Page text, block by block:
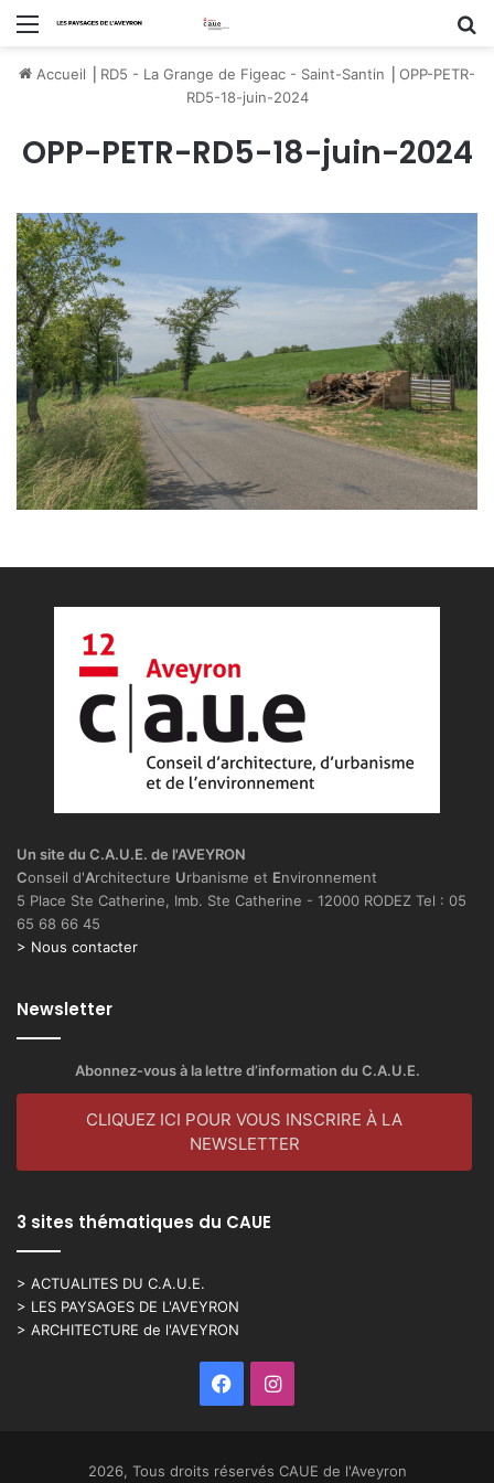
Menu
Accueil RD5 - La Grange de Figeac - Saint-Santin
OPP-PETR-
RD5-18-juin-2024
OPP-PETR-RD5-18-juin-2024
Un site du C.A.U.E. de l'AVEYRON
Conseil d'Architecture Urbanisme et Environnement
5 Place Ste Catherine, Imb. Ste Catherine - 12000 RODEZ Tel : 05
65 68 66 45
> Nous contacter
Newsletter
Abonnez-vous à la lettre d’information du C.A.U.E.
CLIQUEZ ICI POUR VOUS INSCRIRE À LA
NEWSLETTER
3 sites thématiques du CAUE
> ACTUALITES DU C.A.U.E.
> LES PAYSAGES DE L'AVEYRON
> ARCHITECTURE de l'AVEYRON
FacebookInstagram
2026, Tous droits réservés CAUE de l'Aveyron